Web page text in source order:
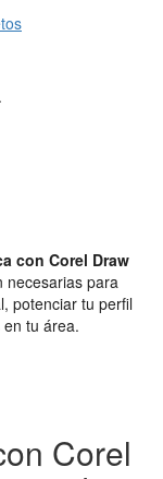
.
con Corel Draw
necesarias para
potenciar tu perfil
tu área.
Corel